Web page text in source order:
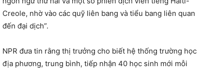
Creole, nhờ vào các quỹ liên bang và tiểu bang liên quan
đến đại dịch”.
NPR đưa tin rằng thị trưởng cho biết hệ thống trường học
địa phương, trung bình, tiếp nhận 40 học sinh mới mỗi